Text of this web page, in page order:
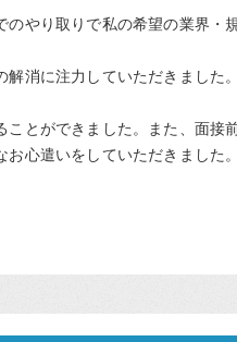
やり取りで私の希望の業界・
消に注力していただきました
とができました。また、面接
心遣いをしていただきました